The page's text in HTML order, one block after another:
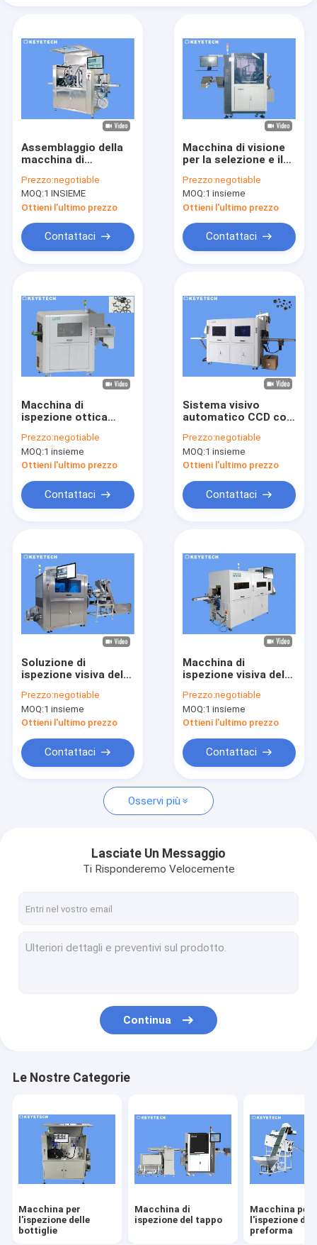
Prodotti
Circa noi
Giro della fabbrica
Notizie
Richieda una citazione
Macchina per l'ispezione delle bottiglie
Macchina per l'ispezione della preforma
Macchina di ispezione IML
Assemblaggio della
macchina di
del tappo della
bottiglia con sistema
di monitoraggio AI
Prezzo:negotiable
MOQ:1 INSIEME
Ottieni l'ultimo prezzo
Contattaci
Macchina di visione
per la selezione e il
componenti
stampati a iniezione
di plastica
Prezzo:negotiable
MOQ:1 insieme
Ottieni l'ultimo prezzo
Contattaci
Macchina di
ispezione ottica
accessori
dell'industria della
plastica medicale
Prezzo:negotiable
MOQ:1 insieme
Ottieni l'ultimo prezzo
Contattaci
Sistema visivo
automatico CCD con
e ispezione su
piattaforma rotante
in vetro
Prezzo:negotiable
MOQ:1 insieme
Ottieni l'ultimo prezzo
Contattaci
Soluzione di
ispezione visiva del
plastica AOI per i
produttori industriali
Prezzo:negotiable
MOQ:1 insieme
Ottieni l'ultimo prezzo
Contattaci
Macchina di
ispezione visiva del
polpa stampata con
l'ultimo algoritmo AI
Prezzo:negotiable
MOQ:1 insieme
Ottieni l'ultimo prezzo
Contattaci
Osservi più
Lasciate Un Messaggio
Ti Risponderemo Velocemente
Continua
Le Nostre Categorie
Macchina per
l'ispezione delle
bottiglie
Macchina di
ispezione del tappo
Macchina per
l'ispezione
preforma